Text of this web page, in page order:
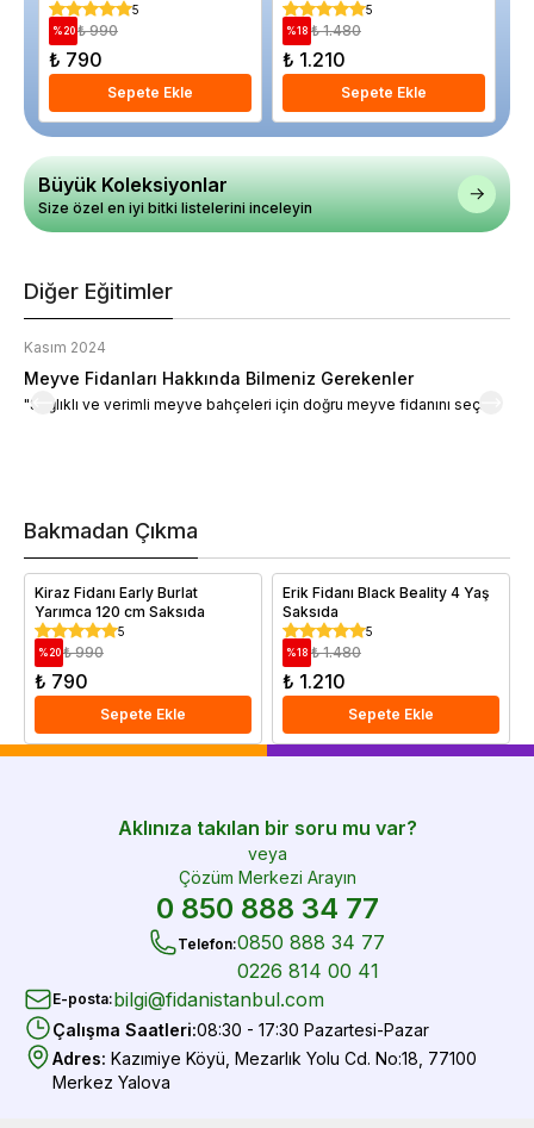
5
%20 ₺ 990
₺ 790
Sepete Ekle
5
%18 ₺ 1.480
₺ 1.210
Sepete Ekle
Büyük Koleksiyonlar
Size özel en iyi bitki listelerini inceleyin
Diğer Eğitimler
Kasım 2024
Meyve Fidanları Hakkında Bilmeniz Gerekenler
"Sağlıklı ve verimli meyve bahçeleri için doğru meyve fidanını seçin."
Bakmadan Çıkma
Kiraz Fidanı Early Burlat
Yarımca 120 cm Saksıda
5
%20 ₺ 990
₺ 790
Sepete Ekle
Erik Fidanı Black Beality 4 Yaş
Saksıda
5
%18 ₺ 1.480
₺ 1.210
Sepete Ekle
Aklınıza takılan bir soru mu var?
veya
Çözüm Merkezi Arayın
0 850 888 34 77
Telefon:0850 888 34 77
0226 814 00 41
E-posta:bilgi@fidanistanbul.com
Çalışma Saatleri:08:30 - 17:30 Pazartesi-Pazar
Adres: Kazımiye Köyü, Mezarlık Yolu Cd. No:18, 77100
Merkez Yalova